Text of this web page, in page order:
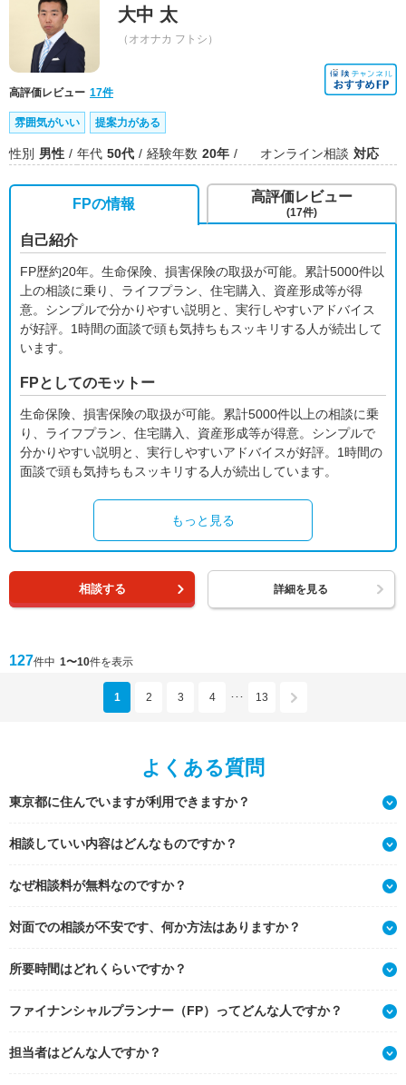
大中 太
（オオナカ フトシ）
高評価レビュー 17件
雰囲気がいい 提案力がある
性別 男性 年代 50代 経験年数 20年 オンライン相談 対応
FPの情報
自己紹介
FP歴約20年。生命保険、損害保険の取扱が可能。累計5000件以
上の相談に乗り、ライフプラン、住宅購入、資産形成等が得
意。シンプルで分かりやすい説明と、実行しやすいアドバイス
が好評。1時間の面談で頭も気持ちもスッキリする人が続出して
います。
FPとしてのモットー
生命保険、損害保険の取扱が可能。累計5000件以上の相談に乗
り、ライフプラン、住宅購入、資産形成等が得意。シンプルで
分かりやすい説明と、実行しやすいアドバイスが好評。1時間の
面談で頭も気持ちもスッキリする人が続出しています。
もっと見る
高評価レビュー
(17件)
相談する 詳細を見る
127件中 1〜10件を表示
1 2 3 4 ･･･ 13
よくある質問
東京都に住んでいますが利用できますか？
相談していい内容はどんなものですか？
なぜ相談料が無料なのですか？
対面での相談が不安です、何か方法はありますか？
所要時間はどれくらいですか？
ファイナンシャルプランナー（FP）ってどんな人ですか？
担当者はどんな人ですか？